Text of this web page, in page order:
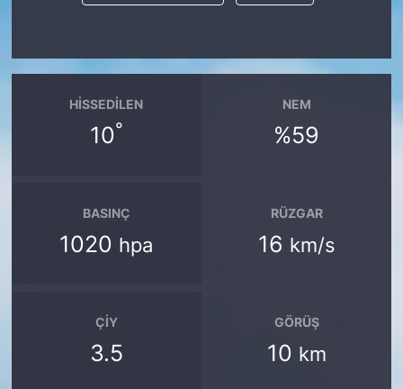
HISSEDILEN
10°
NEM
%59
BASINÇ
1020 hpa
RÜZGAR
16 km/s
ÇIY
3.5
GÖRÜŞ
10 km